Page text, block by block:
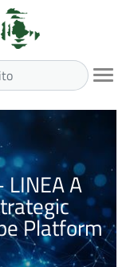
A
Platform